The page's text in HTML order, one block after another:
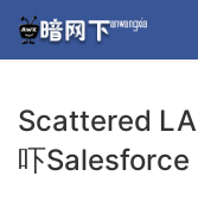
Scattered
吓Salesforce